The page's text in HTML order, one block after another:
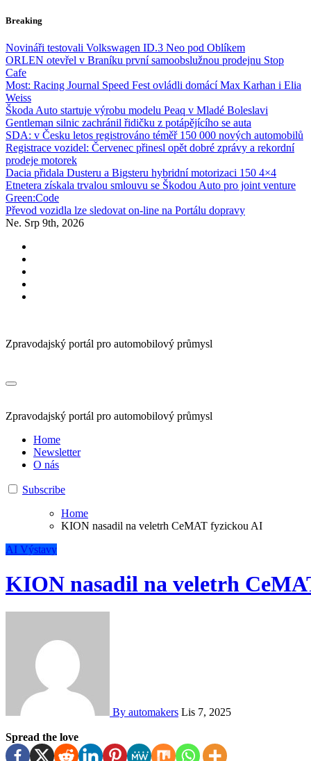
Skip
content
Breaking
Novináři testovali Volkswagen ID.3 Neo pod Oblíkem
ORLEN otevřel v Braníku první samoobslužnou prodejnu Stop
Cafe
Most: Racing Journal Speed Fest ovládli domácí Max Karhan i Elia
Weiss
Škoda Auto startuje výrobu modelu Peaq v Mladé Boleslavi
Gentleman silnic zachránil řidičku z potápějícího se auta
SDA: v Česku letos registrováno téměř 150 000 nových automobilů
Registrace vozidel: Červenec přinesl opět dobré zprávy a rekordní
prodeje motorek
Dacia přidala Dusteru a Bigsteru hybridní motorizaci 150 4×4
Etnetera získala trvalou smlouvu se Škodou Auto pro joint venture
Green:Code
Převod vozidla lze sledovat on-line na Portálu dopravy
Ne. Srp 9th, 2026
Zpravodajský portál pro automobilový průmysl
Zpravodajský portál pro automobilový průmysl
Home
Newsletter
O nás
Subscribe
Home
KION nasadil na veletrh CeMAT fyzickou AI
AI Výstavy
KION nasadil na veletrh
By automakers Lis 7, 2025
Spread the love